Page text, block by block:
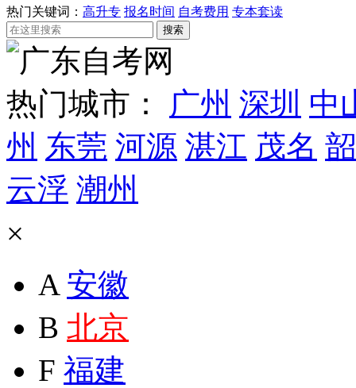
热门关键词： 高升专 报名时间 自考费用 专本套读
热门城市： 广州 深圳 中
州 东莞 河源 湛江 茂名
云浮 潮州
×
A 安徽
B 北京
F 福建